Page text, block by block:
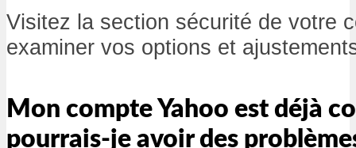
Visitez la section sécurité de votre
examiner vos options et
Mon compte Yahoo est déjà
pourrais-je avoir des